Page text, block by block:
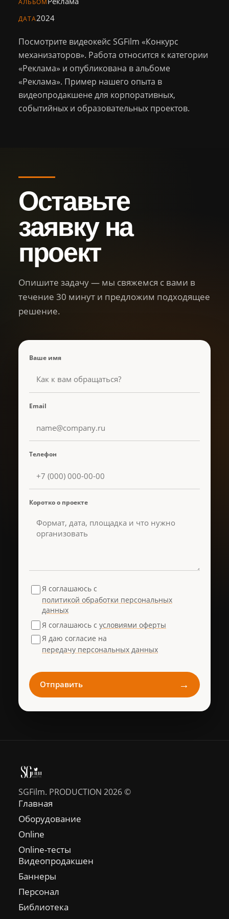
Новости
Контакты
Тел.:+7 (926) 102-29-57
АЛЬБОМ
ДАТА2024
Посмотрите видеокейс SGFilm «Конкурс
механизаторов». Работа относится к категории
«Реклама» и опубликована в альбоме
«Реклама». Пример нашего опыта в
видеопродакшене для корпоративных,
событийных и образовательных проектов.
Оставьте
заявку на
проект
Опишите задачу — мы свяжемся с вами в
течение 30 минут и предложим подходящее
решение.
Ваше имя
Email
Телефон
Коротко о проекте
Я соглашаюсь с
политикой обработки персональных
данных
Я соглашаюсь с условиями оферты
Я даю согласие на
передачу персональных данных
Отправить →
SGFilm. PRODUCTION 2026 ©
Главная
Оборудование
Online
Online-тесты
Видеопродакшен
Баннеры
Персонал
Библиотека